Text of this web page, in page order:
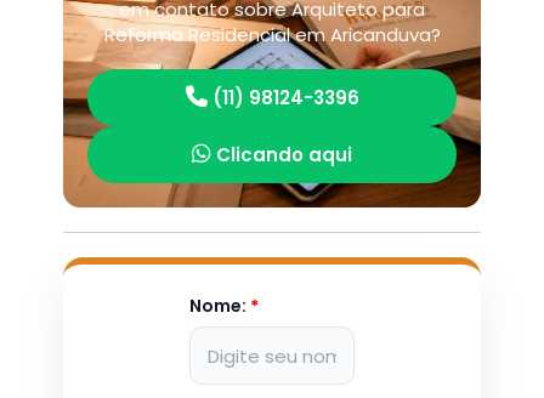
em contato sobre Arquiteto para
Reforma Residencial em Aricanduva?
(11) 98124-3396
Clicando aqui
Nome: *